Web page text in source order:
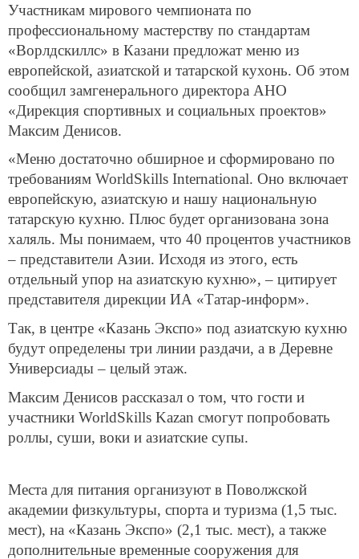
Участникам мирового чемпионата по
профессиональному мастерству по стандартам
«Ворлдскиллс» в Казани предложат меню из
европейской, азиатской и татарской кухонь. Об этом
сообщил замгенерального директора АНО
«Дирекция спортивных и социальных проектов»
Максим Денисов.
«Меню достаточно обширное и сформировано по
требованиям WorldSkills International. Оно включает
европейскую, азиатскую и нашу национальную
татарскую кухню. Плюс будет организована зона
халяль. Мы понимаем, что 40 процентов участников
– представители Азии. Исходя из этого, есть
отдельный упор на азиатскую кухню», – цитирует
представителя дирекции ИА «Татар-информ».
Так, в центре «Казань Экспо» под азиатскую кухню
будут определены три линии раздачи, а в Деревне
Универсиады – целый этаж.
Максим Денисов рассказал о том, что гости и
участники WorldSkills Kazan смогут попробовать
роллы, суши, воки и азиатские супы.
Места для питания организуют в Поволжской
академии физкультуры, спорта и туризма (1,5 тыс.
мест), на «Казань Экспо» (2,1 тыс. мест), а также
дополнительные временные сооружения для